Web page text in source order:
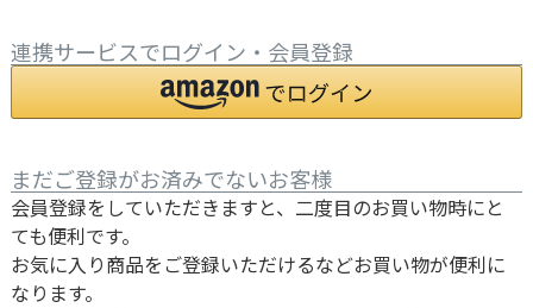
連携サービスでログイン・会員登録
まだご登録がお済みでないお客様
会員登録をしていただきますと、二度目のお買い物時にと
ても便利です。
お気に入り商品をご登録いただけるなどお買い物が便利に
なります。